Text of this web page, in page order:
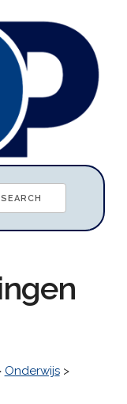
Onderwijs>